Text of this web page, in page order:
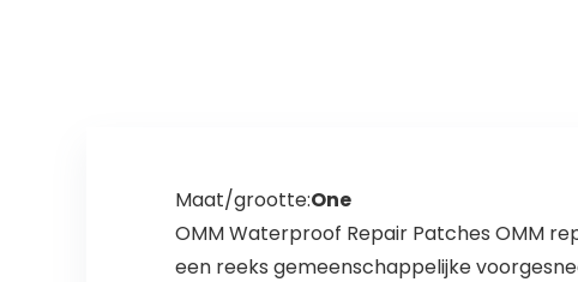
Maat/grootte:One
OMM Waterproof Repair Patches OMM
een reeks gemeenschappelijke